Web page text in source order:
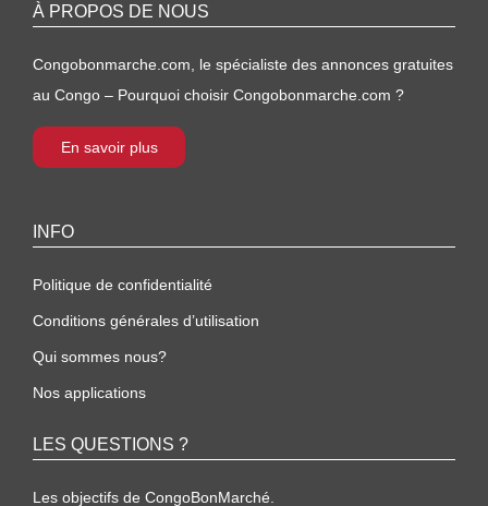
À PROPOS DE NOUS
Congobonmarche.com, le spécialiste des annonces gratuites
au Congo – Pourquoi choisir Congobonmarche.com ?
En savoir plus
INFO
Politique de confidentialité
Conditions générales d’utilisation
Qui sommes nous?
Nos applications
LES QUESTIONS ?
Les objectifs de CongoBonMarché.